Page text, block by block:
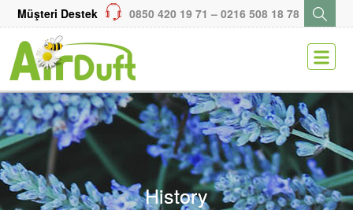
Müşteri Destek 0850 420 19 71 – 0216 508 18 78
ENGLISH
History